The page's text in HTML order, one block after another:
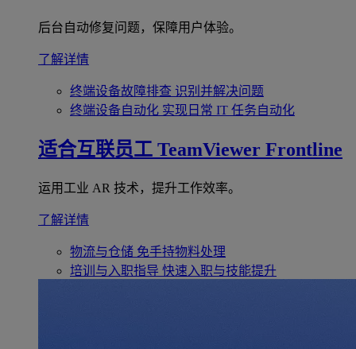
后台自动修复问题，保障用户体验。
了解详情
终端设备故障排查 识别并解决问题
终端设备自动化 实现日常 IT 任务自动化
适合互联员工 TeamViewer Frontline
运用工业 AR 技术，提升工作效率。
了解详情
物流与仓储 免手持物料处理
培训与入职指导 快速入职与技能提升